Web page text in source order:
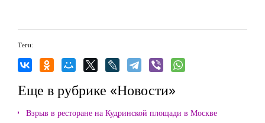
Теги:
Еще в рубрике «Новости»
Взрыв в ресторане на Кудринской площади в Москве